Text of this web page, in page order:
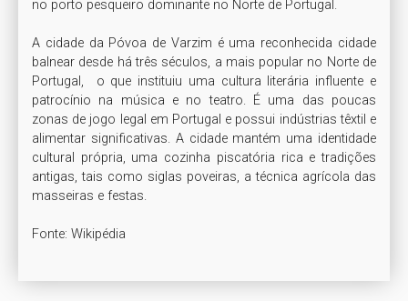
no porto pesqueiro dominante no Norte de Portugal.
A cidade da Póvoa de Varzim é uma reconhecida cidade
balnear desde há três séculos, a mais popular no Norte de
Portugal,  o que instituiu uma cultura literária influente e
patrocínio na música e no teatro. É uma das poucas
zonas de jogo legal em Portugal e possui indústrias têxtil e
alimentar significativas. A cidade mantém uma identidade
cultural própria, uma cozinha piscatória rica e tradições
antigas, tais como siglas poveiras, a técnica agrícola das
masseiras e festas.
Fonte: Wikipédia